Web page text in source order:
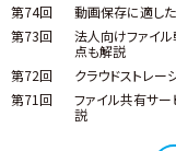
第74回 動画保存に適し
第73回
法人向けファイ
点も解説
第72回 クラウドストレ
第71回
ファイル共有サ
説